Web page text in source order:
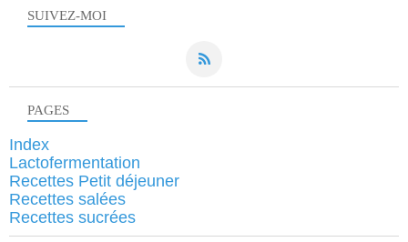
SUIVEZ-MOI
PAGES
Index
Lactofermentation
Recettes Petit déjeuner
Recettes salées
Recettes sucrées